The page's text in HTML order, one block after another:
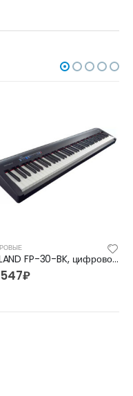
ROLAND FP-30-BK, цифровое пианино
₽